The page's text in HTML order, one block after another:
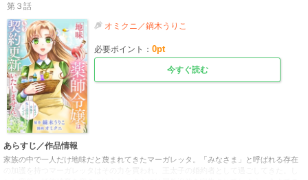
第３話
オミクニ／鏑木うりこ
必要ポイント：0pt
今すぐ読む
あらすじ／作品情報
家族の中で一人だけ地味だと蔑まれてきたマーガレッタ。「みなさま」と呼ばれる存在